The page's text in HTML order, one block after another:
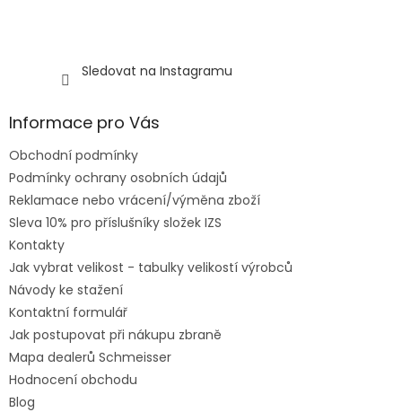
Sledovat na Instagramu
Informace pro Vás
Obchodní podmínky
Podmínky ochrany osobních údajů
Reklamace nebo vrácení/výměna zboží
Sleva 10% pro příslušníky složek IZS
Kontakty
Jak vybrat velikost - tabulky velikostí výrobců
Návody ke stažení
Kontaktní formulář
Jak postupovat při nákupu zbraně
Mapa dealerů Schmeisser
Hodnocení obchodu
Blog